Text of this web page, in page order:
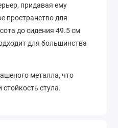
придавая ему
пространство для
до сидения 49.5 см
для большинства
металла, что
стойкость стула.